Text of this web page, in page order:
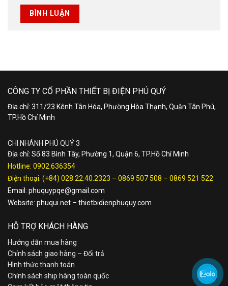
CÔNG TY CỔ PHẦN THIẾT BỊ ĐIỆN PHÚ QUÝ
Địa chỉ: 311/23 Kênh Tân Hóa, Phường Hòa Thạnh, Quận Tân Phú,
TP.Hồ Chí Minh
CHI NHÁNH PHÚ QUÝ 3
Địa chỉ: Số 83 Bình Tây, Phường 1, Quận 6, TP.Hồ Chí Minh
Hotline: 0902.636354
Điện thoại: (+84) 028.22.40.2323 – 0869 507 508 – 0869 521 522
Email: phuquypqe@gmail.com
Website: phuqui.net – thietbidienphuquy.com
HỖ TRỢ KHÁCH HÀNG
Hướng dẫn mua hàng
Chính sách giao hàng – Đổi trả
Hình thức thanh toán
Chính sách ship hàng toàn quốc